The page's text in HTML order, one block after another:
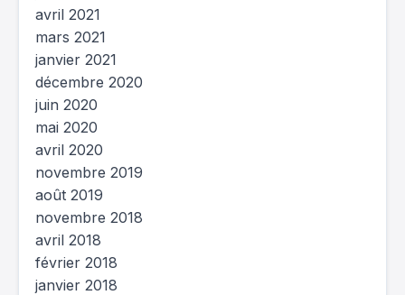
avril 2021
mars 2021
janvier 2021
décembre 2020
juin 2020
mai 2020
avril 2020
novembre 2019
août 2019
novembre 2018
avril 2018
février 2018
janvier 2018